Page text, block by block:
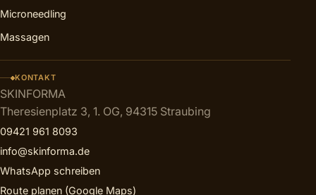
Microneedling
Massagen
KONTAKT
SKINFORMA
Theresienplatz 3, 1. OG, 94315 Straubing
09421 961 8093
info@skinforma.de
WhatsApp schreiben
Route planen (Google Maps)